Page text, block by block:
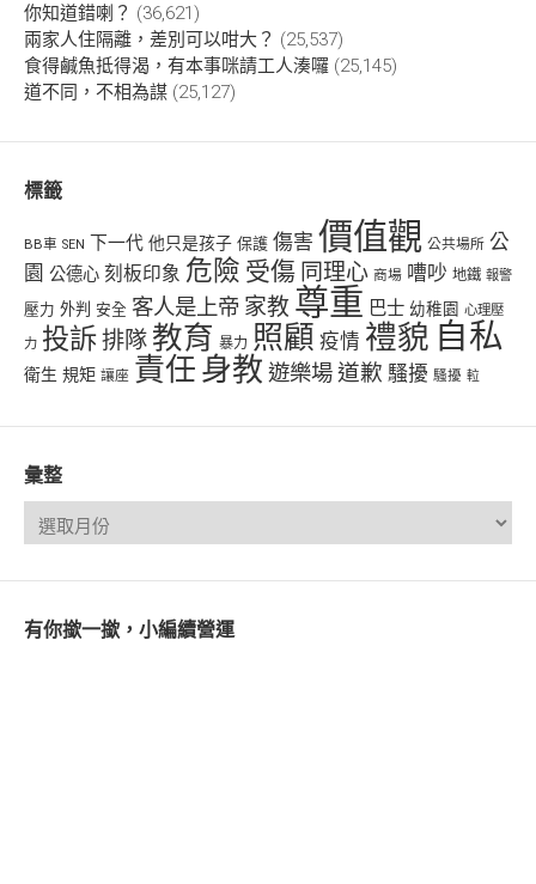
你知道錯喇？ (36,621)
兩家人住隔離，差別可以咁大？ (25,537)
食得鹹魚抵得渴，有本事咪請工人湊囉 (25,145)
道不同，不相為謀 (25,127)
標籤
BB車 SEN 下一代 他只是孩子 保護 傷害 價值觀 公共場所 公
園 公德心 刻板印象 危險 受傷 同理心 商場 嘈吵 地鐵 報警
壓力 外判 安全 客人是上帝 家教 尊重 巴士 幼稚園 心理壓
力 投訴排隊 教育 暴力 照顧 疫情 禮貌 自私
衛生 規矩 讓座 責任 身教 遊樂場道歉 騷擾 騷擾 𨋢
彙整
有你撳一撳，小編續營運